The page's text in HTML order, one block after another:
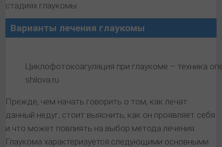
стадиях глаукомы.
Варианты лечения глаукомы
Циклофотокоагуляция при глаукоме – техника
shilova.ru
Прежде, чем начать говорить о том, как лечат
данный недуг, стоит выяснить, как он проявляет себя
и что может повлиять на выбор метода лечения.
Глаукома характеризуется следующими основными